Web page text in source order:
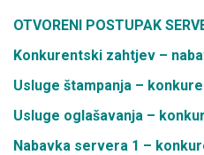
OTVORENI POSTUPAK
Konkurentski zahtjev –
Usluge štampanja –
Usluge oglašavanja –
Nabavka servera 1 –